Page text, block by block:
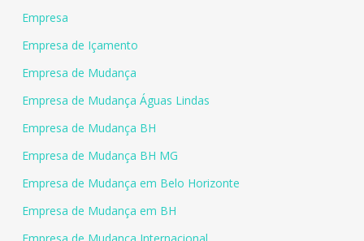
Empresa
Empresa de Içamento
Empresa de Mudança
Empresa de Mudança Águas Lindas
Empresa de Mudança BH
Empresa de Mudança BH MG
Empresa de Mudança em Belo Horizonte
Empresa de Mudança em BH